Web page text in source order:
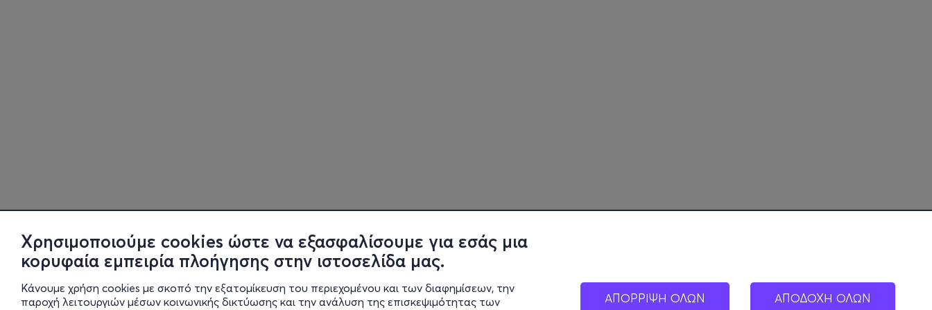
Χρησιμοποιούμε cookies ώστε να εξασφαλίσουμε για εσάς μια
κορυφαία εμπειρία πλοήγησης στην ιστοσελίδα μας.
Κάνουμε χρήση cookies με σκοπό την εξατομίκευση του περιεχομένου και των διαφημίσεων, την
παροχή λειτουργιών μέσων κοινωνικής δικτύωσης και την ανάλυση της επισκεψιμότητας των
ΑΠΟΡΡΙΨΗ ΟΛΩΝ ΑΠΟΔΟΧΗ ΟΛΩΝ